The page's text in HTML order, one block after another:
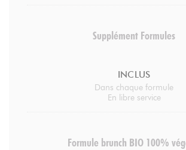
Supplément Formules
INCLUS
Dans chaque formule
En libre service
Formule brunch BIO 100%